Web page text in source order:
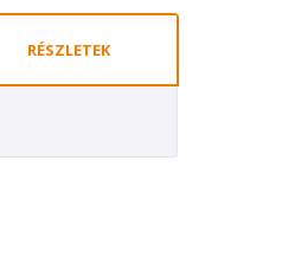
RÉSZLETEK